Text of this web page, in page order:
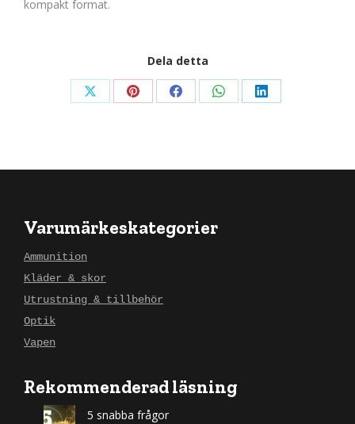
kompakt format.
Dela detta
Dela
Dela
Dela
Dela
Dela
Varumärkeskategorier
Ammunition
Kläder & skor
Utrustning & tillbehör
Optik
Vapen
Rekommenderad läsning
5 snabba frågor